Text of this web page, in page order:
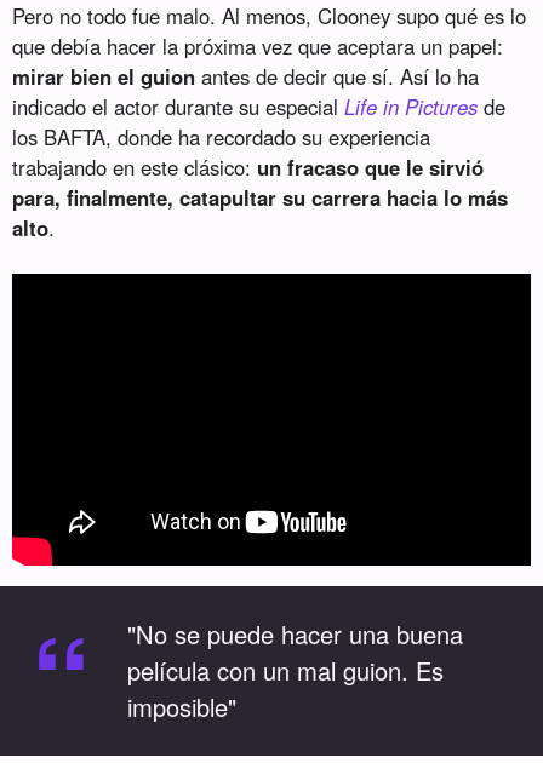
Pero no todo fue malo. Al menos, Clooney supo qué es lo
que debía hacer la próxima vez que aceptara un papel:
mirar bien el guion antes de decir que sí. Así lo ha
indicado el actor durante su especialLife in Pictures de
los BAFTA, donde ha recordado su experiencia
trabajando en este clásico: un fracaso que le sirvió
para, finalmente, catapultar su carrera hacia lo más
alto.
“
"No se puede hacer una buena
película con un mal guion. Es
imposible"